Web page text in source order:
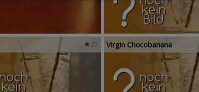
22 Virgin Chocobanana